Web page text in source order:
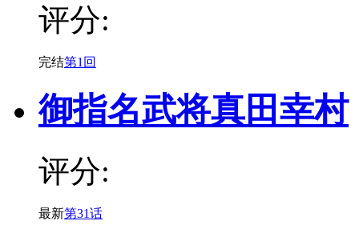
评分:
完结第1回
御指名武将真田幸村
评分:
最新第31话